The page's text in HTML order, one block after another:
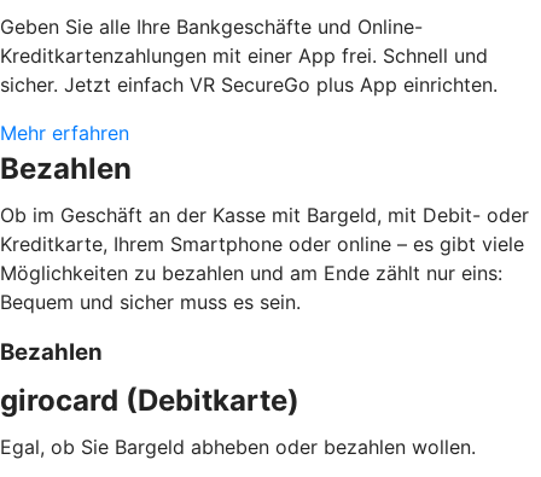
Geben Sie alle Ihre Bankgeschäfte und Online-
Kreditkartenzahlungen mit einer App frei. Schnell und
sicher. Jetzt einfach VR SecureGo plus App einrichten.
Mehr erfahren
Bezahlen
Ob im Geschäft an der Kasse mit Bargeld, mit Debit- oder
Kreditkarte, Ihrem Smartphone oder online – es gibt viele
Möglichkeiten zu bezahlen und am Ende zählt nur eins:
Bequem und sicher muss es sein.
Bezahlen
girocard (Debitkarte)
Egal, ob Sie Bargeld abheben oder bezahlen wollen.